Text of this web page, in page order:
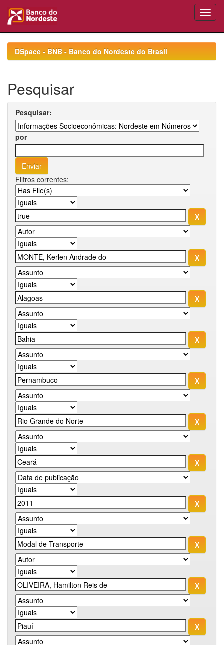
navigationDSpace - BNB - Banco do Nordeste do Brasil
Pesquisar
Pesquisar:
por
Filtros correntes: